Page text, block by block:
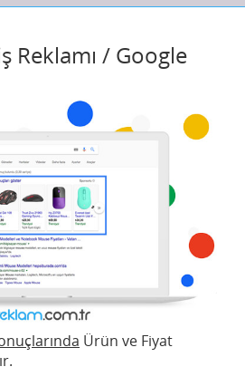
Reklamı / Google
Ürün ve Fiyat